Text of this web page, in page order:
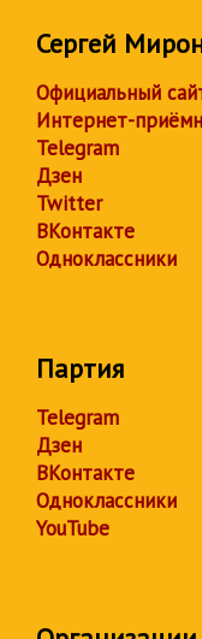
Сергей
Официальный
Интернет-
Telegram
Дзен
Twitter
ВКонтакте
Одноклассники
Партия
Telegram
Дзен
ВКонтакте
Одноклассники
YouTube